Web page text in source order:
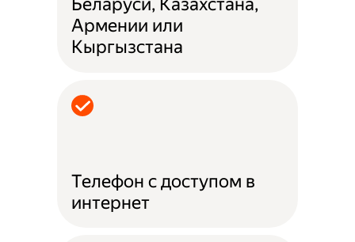
Беларуси, Казахстана,
Армении или
Кыргызстана
Телефон с доступом в
интернет